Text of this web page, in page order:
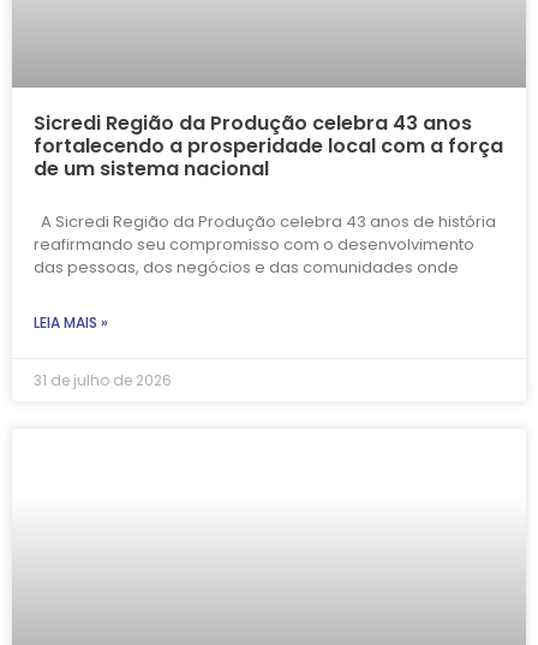
Sicredi Região da Produção celebra 43 anos
fortalecendo a prosperidade local com a força
de um sistema nacional
A Sicredi Região da Produção celebra 43 anos de história
reafirmando seu compromisso com o desenvolvimento
das pessoas, dos negócios e das comunidades onde
LEIA MAIS »
31 de julho de 2026